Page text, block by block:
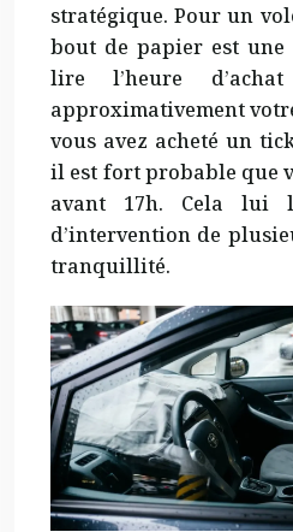
stratégique. Pour un
bout de papier est une
lire l’heure
approximativement
vous avez acheté un
il est fort probable que
avant 17h. Cela lui
d’intervention de
tranquillité.